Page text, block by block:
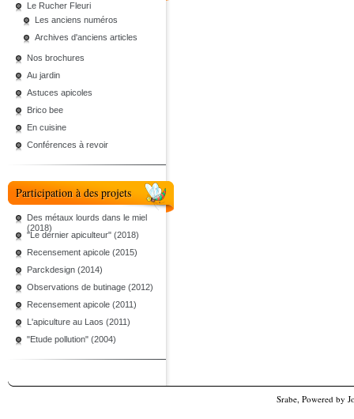
Le Rucher Fleuri
Les anciens numéros
Archives d'anciens articles
Nos brochures
Au jardin
Astuces apicoles
Brico bee
En cuisine
Conférences à revoir
Participation à des projets
Des métaux lourds dans le miel
(2018)
"Le dernier apiculteur" (2018)
Recensement apicole (2015)
Parckdesign (2014)
Observations de butinage (2012)
Recensement apicole (2011)
L'apiculture au Laos (2011)
"Etude pollution" (2004)
Srabe, Powered by